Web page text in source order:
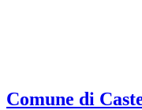
Comune di